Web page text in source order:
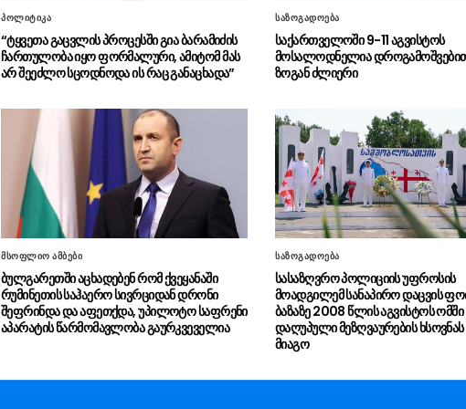
პოლიტიკა
“ტყვეთა გაცვლის პროცესში გია ბარამიძის
ჩართულობა იყო ფორმალური, ამიტომ მას
არ შეეძლო სცოდნოდა ის რაც განაცხადა”
საზოგადოება
საქართველოში 9-11 აგვისტოს
მოსალოდნელია დროგამოშვებით
ზოგან ძლიერი
მსოფლიო ამბები
ბულგარეთში აცხადებენ რომ ქვეყანაში
რუმინეთის საჰაერო სივრციდან დრონი
შეფრინდა და აფეთქდა, უპილოტო საფრენი
აპარატის წარმომავლობა გაურკვეველია
საზოგადოება
სასაზღვრო პოლიციის უფროსის
მოადგილემ სანაპირო დაცვის
ბაზაზე 2008 წლის აგვისტოს ომში
დაღუპული მეზღვაურების ხსოვნას
მიაგო